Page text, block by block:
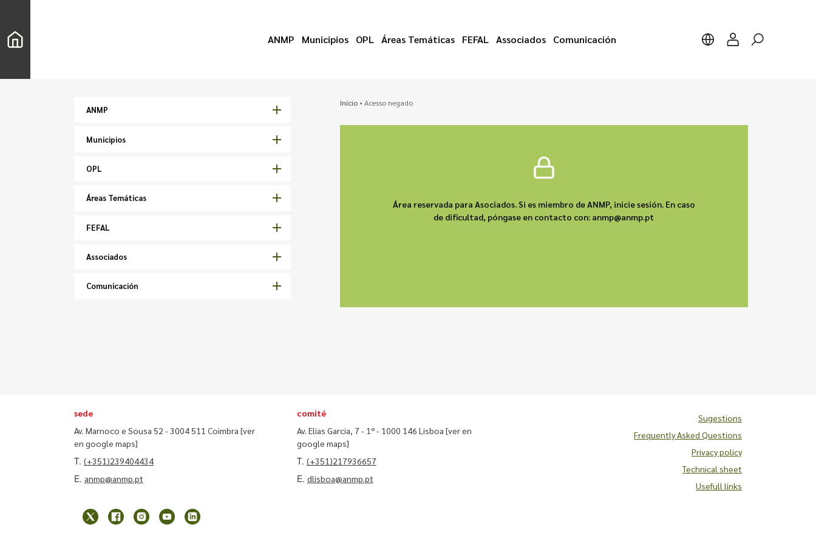
ANMP Municipios OPL Áreas Temáticas FEFAL Associados Comunicación
ANMP
Municipios
OPL
Áreas Temáticas
FEFAL
Associados
Comunicación
Início• Acesso negado
Área reservada para Asociados. Si es miembro de ANMP, inicie sesión. En caso
de dificultad, póngase en contacto con: anmp@anmp.pt
sede
Av. Marnoco e Sousa 52 - 3004 511 Coimbra [ver
en google maps]
T. (+351)239404434
E. anmp@anmp.pt
comité
Av. Elias Garcia, 7 - 1º - 1000 146 Lisboa [ver en
google maps]
T. (+351)217936657
E. dlisboa@anmp.pt
Sugestions
Frequently Asked Questions
Privacy policy
Technical sheet
Usefull links